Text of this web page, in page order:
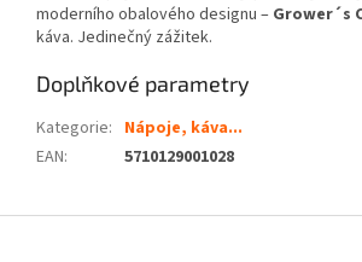
moderního obalového designu – Grower´s
káva. Jedinečný zážitek.
Doplňkové parametry
Kategorie: Nápoje, káva...
EAN: 5710129001028